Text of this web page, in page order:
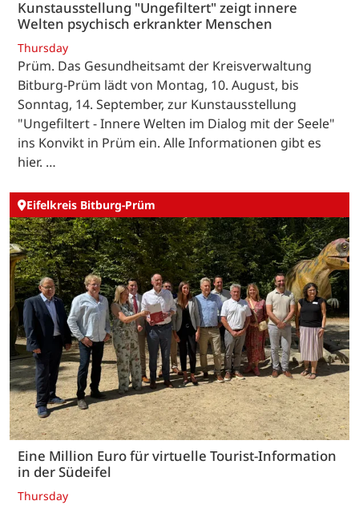
Kunstausstellung "Ungefiltert" zeigt innere
Welten psychisch erkrankter Menschen
Thursday
Prüm. Das Gesundheitsamt der Kreisverwaltung
Bitburg-Prüm lädt von Montag, 10. August, bis
Sonntag, 14. September, zur Kunstausstellung
"Ungefiltert - Innere Welten im Dialog mit der Seele"
ins Konvikt in Prüm ein. Alle Informationen gibt es
hier. …
Eifelkreis Bitburg-Prüm
Eine Million Euro für virtuelle Tourist-Information
in der Südeifel
Thursday